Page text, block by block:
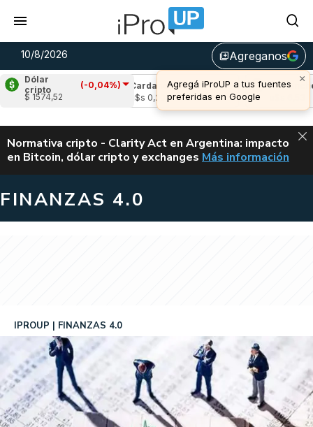
10/8/2026 library_addAgreganos
×
Agregá iProUP a tus fuentes
preferidas en Google
Dólar
cripto
(-0,04%)
$ 1574,52
(-0,34%)
Cardano (-0,16%)
u$s 0,20
Avalanche
u$s 6,53
ALERTA
Normativa cripto - Clarity Act en Argentina: impacto
en Bitcoin, dólar cripto y exchanges CLARITY ACT EN
Más información
FINANZAS 4.0
IPROUP FINANZAS 4.0